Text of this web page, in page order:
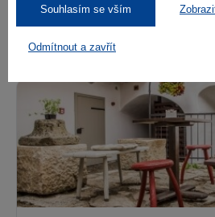
Souhlasím se vším
Odmítnout a zavřít
Třebíč